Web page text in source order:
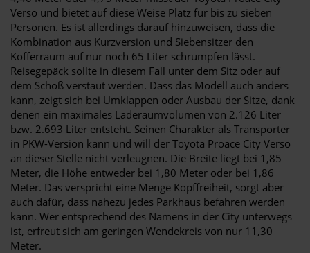
Verso und bietet auf diese Weise Platz für bis zu sieben
Personen. Es ist allerdings darauf hinzuweisen, dass die
Kombination aus Kurzversion und Siebensitzer den
Kofferraum auf nur noch 65 Liter schrumpfen lässt.
Reisegepäck sollte in diesem Fall unter dem Sitz oder auf
dem Schoß verstaut werden. Dass das Modell auch anders
kann, zeigt sich bei Umklappen oder Ausbau der Sitze, dank
denen ein maximales Laderaumvolumen von 2.126 Liter
bzw. 2.693 Liter entsteht. Seinen Charakter als Transporter
in PKW-Version kann und will der Toyota Proace City Verso
an dieser Stelle nicht verleugnen. Die Breite liegt bei 1,85
Meter, die Höhe entweder bei 1,80 Meter oder bei 1,86
Meter. Das verspricht eine Menge Kopffreiheit, sorgt aber
auch dafür, dass nahezu jedes Parkhaus befahren werden
kann. Wer entsprechend des Namens in der City unterwegs
ist, erfreut sich am geringen Wendekreis von nur 11,30
Meter.